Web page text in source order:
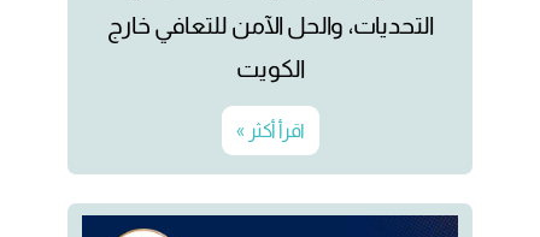
التحديات، والحل الآمن للتعافي خارج
الكويت
اقرأ أكثر »